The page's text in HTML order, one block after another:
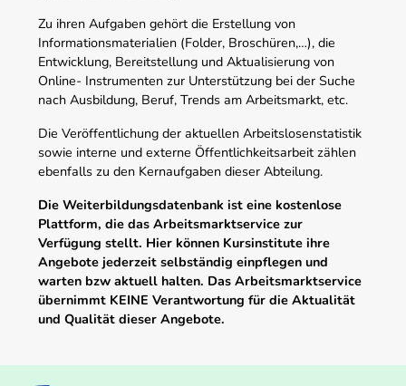
Zu ihren Aufgaben gehört die Erstellung von
Informationsmaterialien (Folder, Broschüren,…), die
Entwicklung, Bereitstellung und Aktualisierung von
Online- Instrumenten zur Unterstützung bei der Suche
nach Ausbildung, Beruf, Trends am Arbeitsmarkt, etc.
Die Veröffentlichung der aktuellen Arbeitslosenstatistik
sowie interne und externe Öffentlichkeitsarbeit zählen
ebenfalls zu den Kernaufgaben dieser Abteilung.
Die Weiterbildungsdatenbank ist eine kostenlose
Plattform, die das Arbeitsmarktservice zur
Verfügung stellt. Hier können Kursinstitute ihre
Angebote jederzeit selbständig einpflegen und
warten bzw aktuell halten. Das Arbeitsmarktservice
übernimmt KEINE Verantwortung für die Aktualität
und Qualität dieser Angebote.